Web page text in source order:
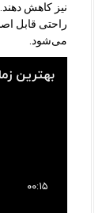
نیز کاهش
راحتی قابل
می‌شود.